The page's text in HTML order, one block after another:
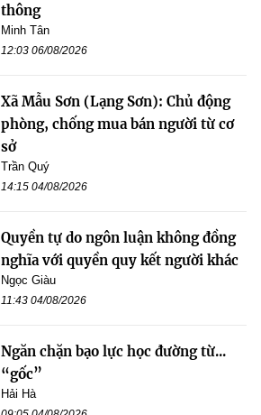
thông
Minh Tân
12:03 06/08/2026
Xã Mẫu Sơn (Lạng Sơn): Chủ động
phòng, chống mua bán người từ cơ
sở
Trần Quý
14:15 04/08/2026
Quyền tự do ngôn luận không đồng
nghĩa với quyền quy kết người khác
Ngọc Giàu
11:43 04/08/2026
Ngăn chặn bạo lực học đường từ...
“gốc”
Hải Hà